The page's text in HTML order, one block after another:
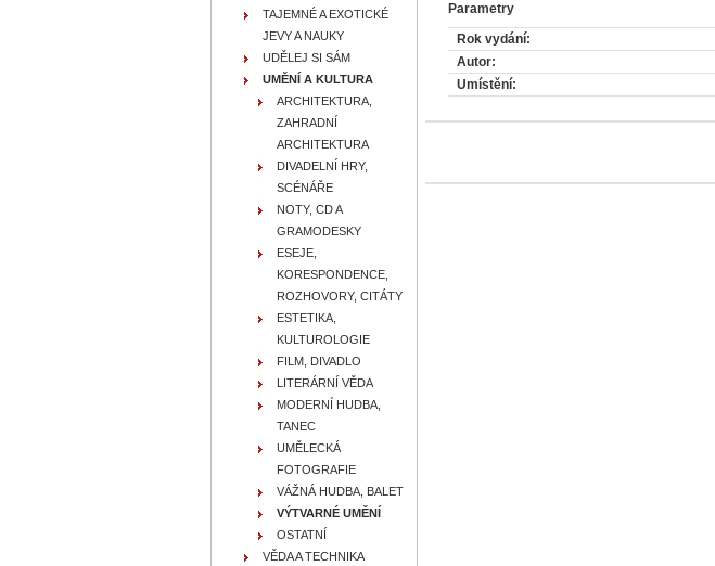
Parametry
Rok vydání:
Autor:
Umístění:
TAJEMNÉ A EXOTICKÉ
JEVY A NAUKY
UDĚLEJ SI SÁM
UMĚNÍ A KULTURA
ARCHITEKTURA,
ZAHRADNÍ
ARCHITEKTURA
DIVADELNÍ HRY,
SCÉNÁŘE
NOTY, CD A
GRAMODESKY
ESEJE,
KORESPONDENCE,
ROZHOVORY, CITÁTY
ESTETIKA,
KULTUROLOGIE
FILM, DIVADLO
LITERÁRNÍ VĚDA
MODERNÍ HUDBA,
TANEC
UMĚLECKÁ
FOTOGRAFIE
VÁŽNÁ HUDBA, BALET
VÝTVARNÉ UMĚNÍ
OSTATNÍ
VĚDA A TECHNIKA